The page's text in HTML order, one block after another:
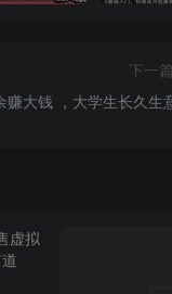
下一
赚大钱 ，大学生长久生